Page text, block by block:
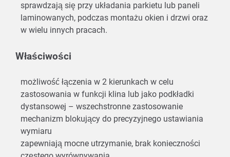
sprawdzają się przy układania parkietu lub paneli
laminowanych, podczas montażu okien i drzwi oraz
w wielu innych pracach.
Właściwości
możliwość łączenia w 2 kierunkach w celu
zastosowania w funkcji klina lub jako podkładki
dystansowej – wszechstronne zastosowanie
mechanizm blokujący do precyzyjnego ustawiania
wymiaru
zapewniają mocne utrzymanie, brak konieczności